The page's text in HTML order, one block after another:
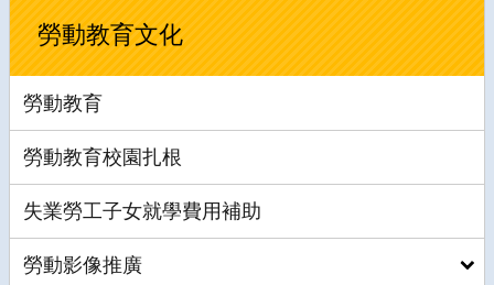
勞動教育文化
勞動教育
勞動教育校園扎根
失業勞工子女就學費用補助
勞動影像推廣